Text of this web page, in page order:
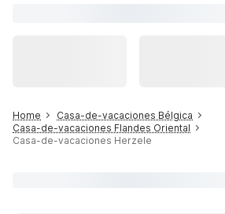
Home
Casa-de-vacaciones Bélgica
Casa-de-vacaciones Flandes Oriental
Casa-de-vacaciones Herzele